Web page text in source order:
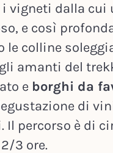
vigneti dalla cui
e così
le colline
amanti del
e borghi da
di
Il percorso è di
3 ore.